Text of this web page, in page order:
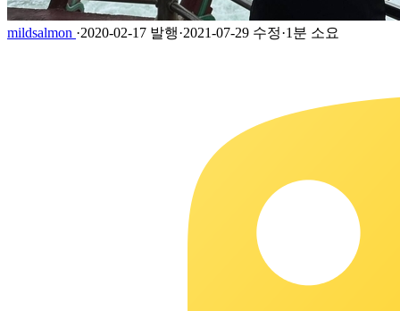
mildsalmon ·2020-02-17 발행·2021-07-29 수정·1분 소요